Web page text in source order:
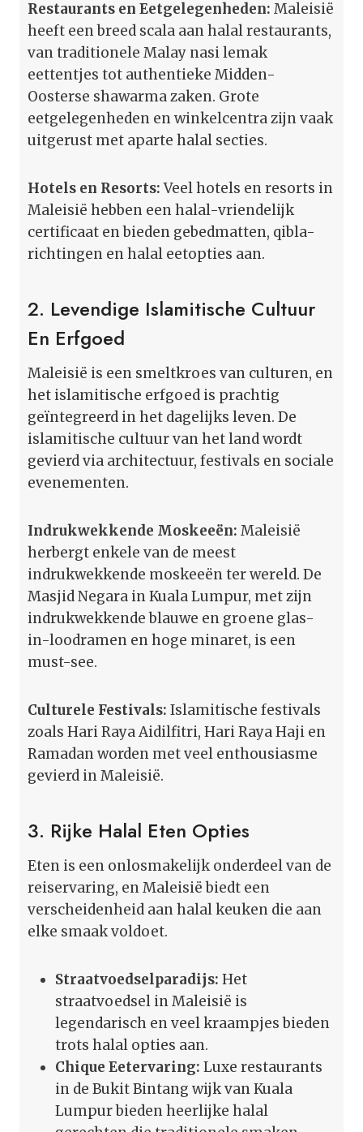
Restaurants en Eetgelegenheden: Maleisië
heeft een breed scala aan halal restaurants,
van traditionele Malay nasi lemak
eettentjes tot authentieke Midden-
Oosterse shawarma zaken. Grote
eetgelegenheden en winkelcentra zijn vaak
uitgerust met aparte halal secties.
Hotels en Resorts:Veel hotels en resorts in
Maleisië hebben een halal-vriendelijk
certificaat en bieden gebedmatten, qibla-
richtingen en halal eetopties aan.
2. Levendige Islamitische Cultuur
En Erfgoed
Maleisië is een smeltkroes van culturen, en
het islamitische erfgoed is prachtig
geïntegreerd in het dagelijks leven. De
islamitische cultuur van het land wordt
gevierd via architectuur, festivals en sociale
evenementen.
Indrukwekkende Moskeeën: Maleisië
herbergt enkele van de meest
indrukwekkende moskeeën ter wereld. De
Masjid Negara in Kuala Lumpur, met zijn
indrukwekkende blauwe en groene glas-
in-loodramen en hoge minaret, is een
must-see.
Culturele Festivals: Islamitische festivals
zoals Hari Raya Aidilfitri, Hari Raya Haji en
Ramadan worden met veel enthousiasme
gevierd in Maleisië.
3. Rijke Halal Eten Opties
Eten is een onlosmakelijk onderdeel van de
reiservaring, en Maleisië biedt een
verscheidenheid aan halal keuken die aan
elke smaak voldoet.
Straatvoedselparadijs: Het
straatvoedsel in Maleisië is
legendarisch en veel kraampjes bieden
trots halal opties aan.
Chique Eetervaring: Luxe restaurants
in de Bukit Bintang wijk van Kuala
Lumpur bieden heerlijke halal